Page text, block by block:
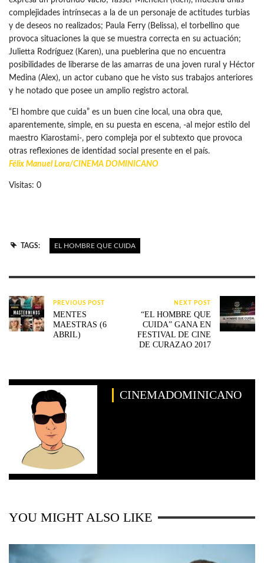
complejidades intrínsecas a la de un personaje de actitudes turbias
y de deseos no realizados; Paula Ferry (Belissa), el torbellino que
provoca situaciones la que se muestra correcta en su actuación;
Julietta Rodríguez (Karen), una pueblerina que no encuentra
posibilidades de liberarse de las amarras de una joven rural y Héctor
Medina (Alex), un actor cubano que he visto sus trabajos anteriores
y he notado que posee un amplio registro actoral.
“El hombre que cuida” es un buen cine local, una obra que,
aparentemente, simple, en su puesta en escena, -al mejor estilo del
maestro Kiarostami-, pero compleja por el subtexto que provoca
otras reflexiones de identidad social presente en el país.
Félix Manuel Lora/CINEMA DOMINICANO
Visitas: 0
TAGS: EL HOMBRE QUE CUIDA
PREVIOUS POST
MENTES
MAESTRAS (6
ABRIL)
NEXT POST
“EL HOMBRE QUE
CUIDA” GANA EN
FESTIVAL DE CINE
DE CURAZAO 2017
CINEMADOMINICANO
YOU MIGHT ALSO LIKE